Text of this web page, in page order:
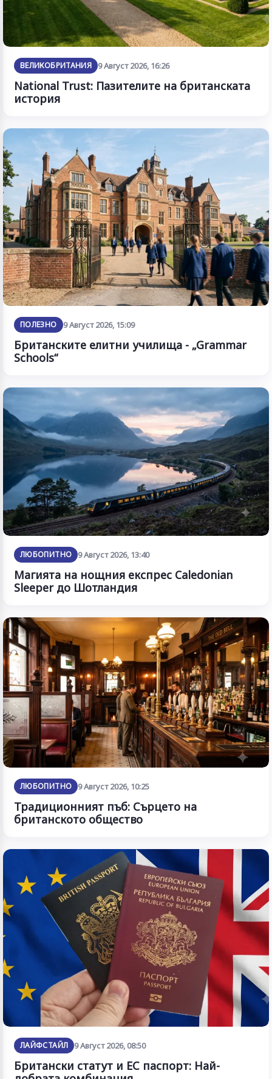
ВЕЛИКОБРИТАНИЯ 9 Август 2026, 16:26
National Trust: Пазителите на британската
история
ПОЛЕЗНО 9 Август 2026, 15:09
Британските елитни училища - „Grammar
Schools“
ЛЮБОПИТНО 9 Август 2026, 13:40
Магията на нощния експрес Caledonian
Sleeper до Шотландия
ЛЮБОПИТНО 9 Август 2026, 10:25
Традиционният пъб: Сърцето на
британското общество
ЛАЙФСТАЙЛ 9 Август 2026, 08:50
Британски статут и ЕС паспорт: Най-